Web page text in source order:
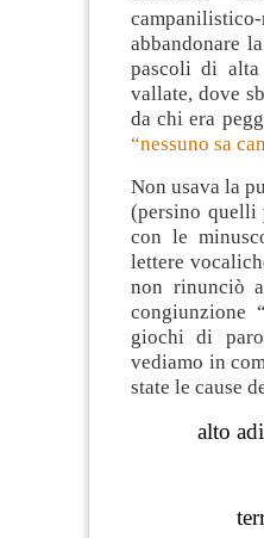
abbandonare
pascoli di alta
vallate, dove
da chi era
“nessuno sa
Non usava la
(persino quelli
con le
lettere
non rinunciò
congiunzione
giochi di
vediamo in
state le cause
alto